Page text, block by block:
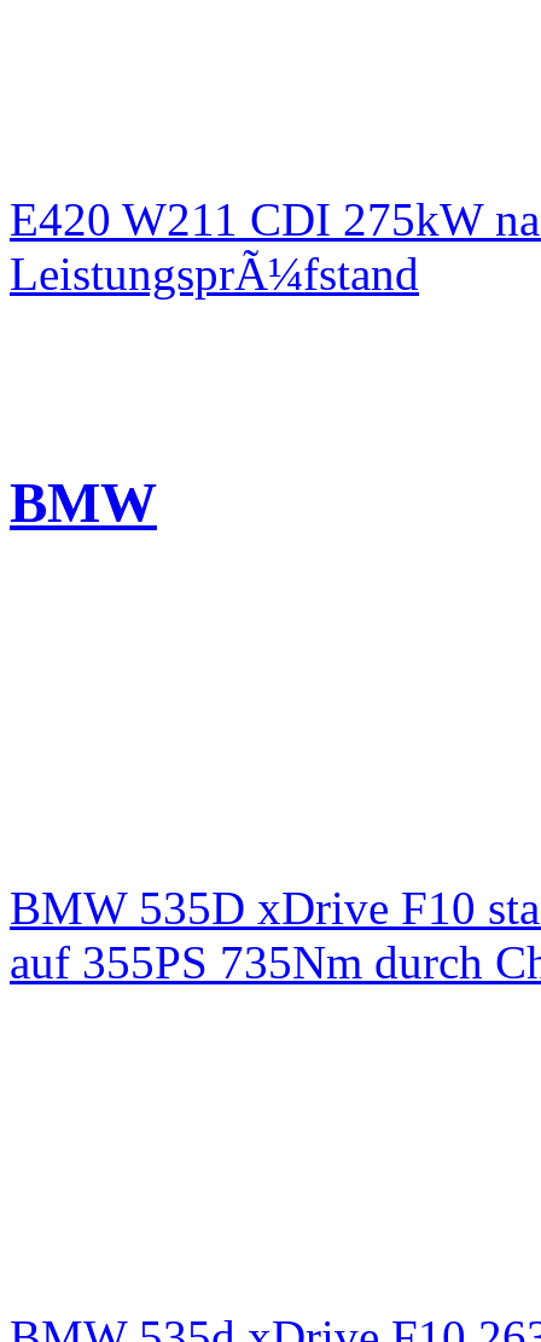
E420 W211 CDI 275kW
LeistungsprÃ¼fstand
BMW
BMW 535D xDrive F10
auf 355PS 735Nm durch